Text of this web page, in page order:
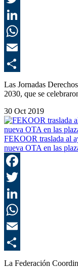
Las Jornadas
2030, que se
30 Oct 2019
FEKOOR traslada al
nueva OTA en las
La Federación